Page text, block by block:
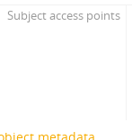
Subject access points